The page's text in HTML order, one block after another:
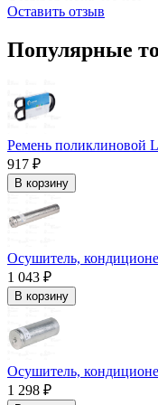
Оставить отзыв
Популярные
Ремень поликлиновой
917 ₽
В корзину
Осушитель,
1 043 ₽
В корзину
Осушитель,
1 298 ₽